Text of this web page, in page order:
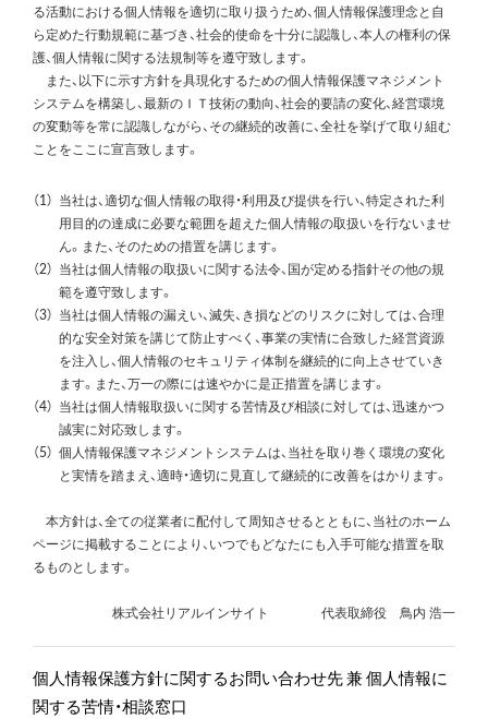
る活動における個人情報を適切に取り扱うため、個人情報保護理念と自
ら定めた行動規範に基づき、社会的使命を十分に認識し、本人の権利の保
護、個人情報に関する法規制等を遵守致します。
また、以下に示す方針を具現化するための個人情報保護マネジメント
システムを構築し、最新のＩＴ技術の動向、社会的要請の変化、経営環境
の変動等を常に認識しながら、その継続的改善に、全社を挙げて取り組む
ことをここに宣言致します。
（1） 当社は、適切な個人情報の取得・利用及び提供を行い、特定された利
用目的の達成に必要な範囲を超えた個人情報の取扱いを行ないませ
ん。また、そのための措置を講じます。
（2） 当社は個人情報の取扱いに関する法令、国が定める指針その他の規
範を遵守致します。
（3） 当社は個人情報の漏えい、滅失、き損などのリスクに対しては、合理
的な安全対策を講じて防止すべく、事業の実情に合致した経営資源
を注入し、個人情報のセキュリティ体制を継続的に向上させていき
ます。また、万一の際には速やかに是正措置を講じます。
（4） 当社は個人情報取扱いに関する苦情及び相談に対しては、迅速かつ
誠実に対応致します。
（5） 個人情報保護マネジメントシステムは、当社を取り巻く環境の変化
と実情を踏まえ、適時・適切に見直して継続的に改善をはかります。
本方針は、全ての従業者に配付して周知させるとともに、当社のホーム
ページに掲載することにより、いつでもどなたにも入手可能な措置を取
るものとします。
株式会社リアルインサイト 代表取締役 鳥内 浩一
個人情報保護方針に関するお問い合わせ先 兼 個人情報に
関する苦情・相談窓口